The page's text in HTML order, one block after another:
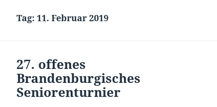
Tag:11. Februar 2019
27. offenes
Brandenburgisches
Seniorenturnier